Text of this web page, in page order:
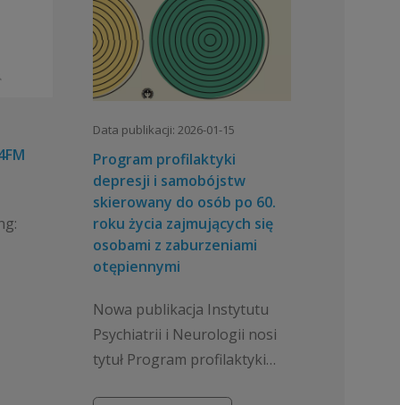
Data publikacji: 2026-01-15
Program profilaktyki
depresji i samobójstw
skierowany do osób po 60.
roku życia zajmujących się
osobami z zaburzeniami
otępiennymi
Nowa publikacja Instytutu
Psychiatrii i Neurologii nosi
tytuł Program profilaktyki